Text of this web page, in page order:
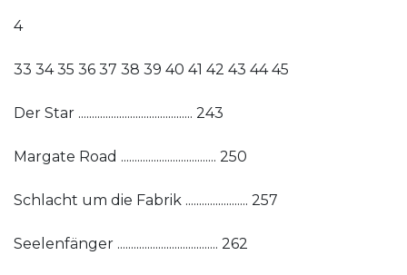
4
33 34 35 36 37 38 39 40 41 42 43 44 45
Der Star .......................................... 243
Margate Road ................................... 250
Schlacht um die Fabrik ....................... 257
Seelenfänger ..................................... 262